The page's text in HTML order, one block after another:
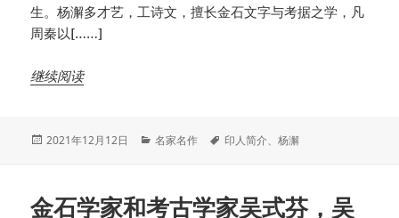
生。杨澥多才艺，工诗文，擅长金石文字与考据之学，凡
周秦以[……]
继续阅读
发
2021年12月12日
分
名家名作
标
印人简介、杨澥
金石学家和考古学家吴式芬，吴